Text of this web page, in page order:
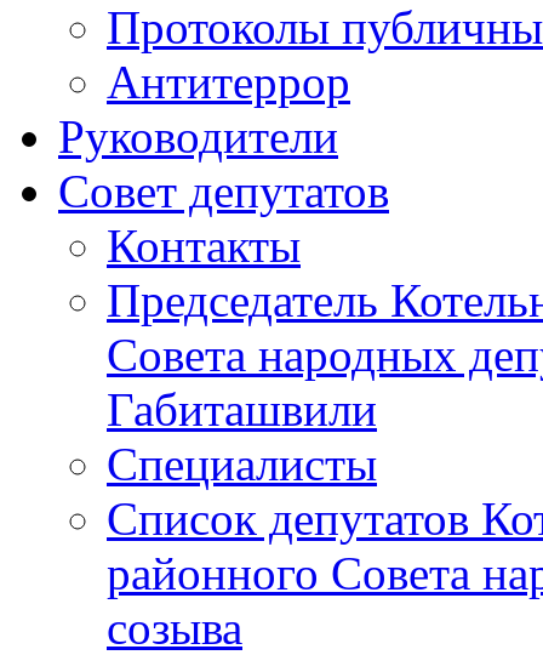
Протоколы
Антитеррор
Руководители
Совет депутатов
Контакты
Председатель
Совета народных
Габиташвили
Специалисты
Список депутатов
районного Совета
созыва